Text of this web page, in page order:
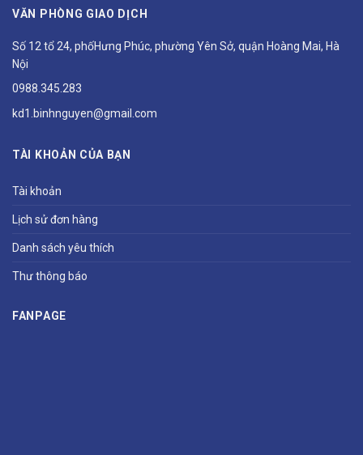
VĂN PHÒNG GIAO DỊCH
Số 12 tổ 24, phốHưng Phúc, phường Yên Sở, quận Hoàng Mai, Hà
Nội
0988.345.283
kd1.binhnguyen@gmail.com
TÀI KHOẢN CỦA BẠN
Tài khoản
Lịch sử đơn hàng
Danh sách yêu thích
Thư thông báo
FANPAGE